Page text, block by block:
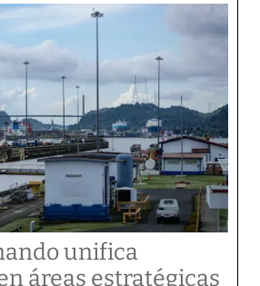
unifica
áreas estratégicas